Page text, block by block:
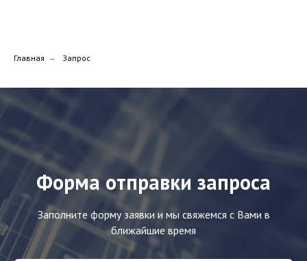
Главная → Запрос
Форма отправки запроса
Заполните форму заявки и мы свяжемся с Вами в
ближайшие время